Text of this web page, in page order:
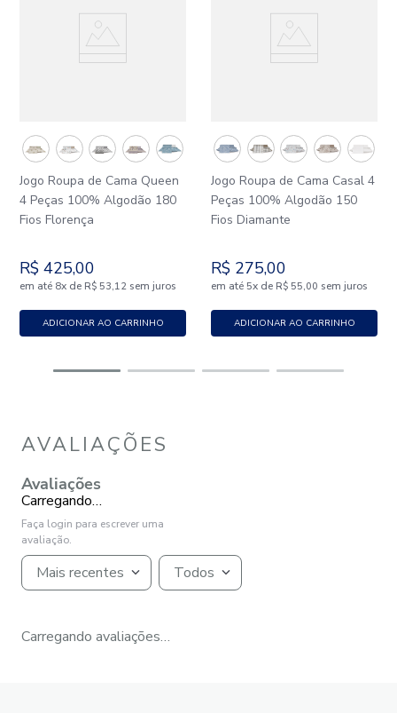
Jogo Roupa de Cama Queen
4 Peças 100% Algodão 180
Fios Florença
R$ 425,00
em até 8x de R$ 53,12 sem juros
ADICIONAR AO CARRINHO
Jogo Roupa de Cama Casal 4
Peças 100% Algodão 150
Fios Diamante
R$ 275,00
em até 5x de R$ 55,00 sem juros
ADICIONAR AO CARRINHO
AVALIAÇÕES
Avaliações
Carregando…
Faça login para escrever uma
avaliação.
Mais recentes Todos
Carregando avaliações…